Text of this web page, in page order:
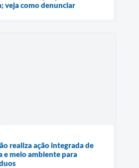
veja como denunciar
realiza ação integrada de
e meio ambiente para